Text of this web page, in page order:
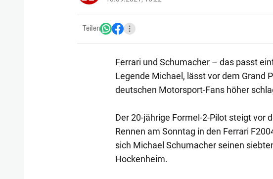
Teilen
Ferrari und Schumacher – das passt
Legende Michael, lässt vor dem Grand
deutschen Motorsport-Fans höher
Der 20-jährige Formel-2-Pilot steigt vor
Rennen am Sonntag in den Ferrari
sich Michael Schumacher seinen
Hockenheim.